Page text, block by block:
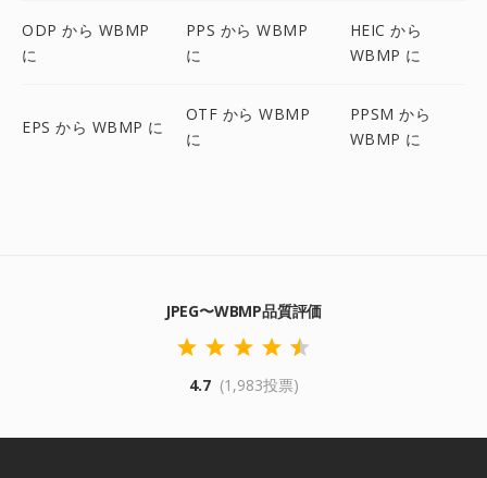
ODP から WBMP
に
PPS から WBMP
に
HEIC から
WBMP に
EPS から WBMP に
OTF から WBMP
に
PPSM から
WBMP に
JPEG〜WBMP品質評価
4.7 (1,983投票)